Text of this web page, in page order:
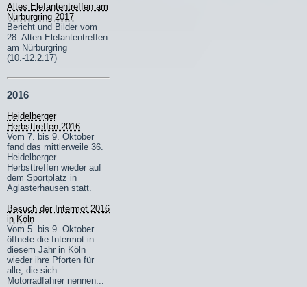
Altes Elefantentreffen am
Nürburgring 2017
Bericht und Bilder vom
28. Alten Elefantentreffen
am Nürburgring
(10.-12.2.17)
2016
Heidelberger
Herbsttreffen 2016
Vom 7. bis 9. Oktober
fand das mittlerweile 36.
Heidelberger
Herbsttreffen wieder auf
dem Sportplatz in
Aglasterhausen statt.
Besuch der Intermot 2016
in Köln
Vom 5. bis 9. Oktober
öffnete die Intermot in
diesem Jahr in Köln
wieder ihre Pforten für
alle, die sich
Motorradfahrer nennen...